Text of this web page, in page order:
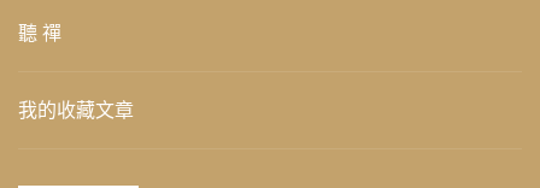
聽 禪
我的收藏文章